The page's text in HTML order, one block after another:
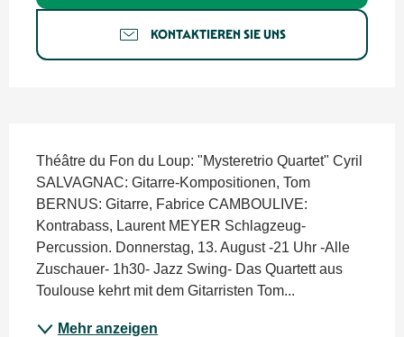
KONTAKTIEREN SIE UNS
Théâtre du Fon du Loup: "Mysteretrio Quartet" Cyril
SALVAGNAC: Gitarre-Kompositionen, Tom
BERNUS: Gitarre, Fabrice CAMBOULIVE:
Kontrabass, Laurent MEYER Schlagzeug-
Percussion. Donnerstag, 13. August -21 Uhr -Alle
Zuschauer- 1h30- Jazz Swing- Das Quartett aus
Toulouse kehrt mit dem Gitarristen Tom...
Mehr anzeigen